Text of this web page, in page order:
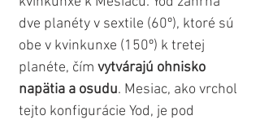
dve planéty v sextile (60º), ktoré sú
obe v kvinkunxe (150º) k tretej
planéte, čím vytvárajú ohnisko
napätia a osudu. Mesiac, ako vrchol
tejto konfigurácie Yod, je pod